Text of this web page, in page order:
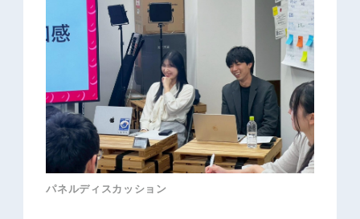
パネルディスカッション